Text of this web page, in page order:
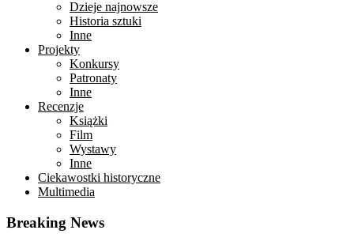
Dzieje najnowsze
Historia sztuki
Inne
Projekty
Konkursy
Patronaty
Inne
Recenzje
Książki
Film
Wystawy
Inne
Ciekawostki historyczne
Multimedia
Breaking News